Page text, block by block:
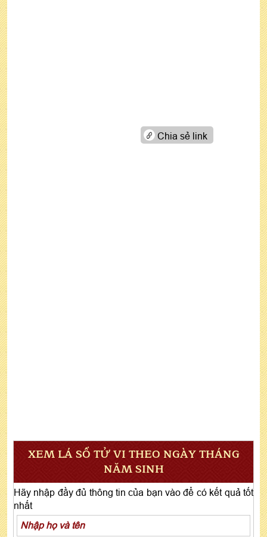
Chia sẻ link
XEM LÁ SỐ TỬ VI THEO NGÀY THÁNG
NĂM SINH
Hãy nhập đầy đủ thông tin của bạn vào để có kết quả tốt
nhất